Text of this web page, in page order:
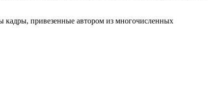
кадры, привезенные автором из многочисленных